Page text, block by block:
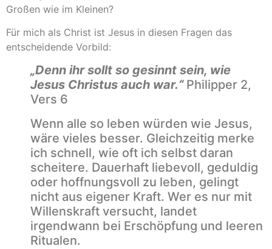
Großen wie im Kleinen?
Für mich als Christ ist Jesus in diesen Fragen das
entscheidende Vorbild:
„Denn ihr sollt so gesinnt sein, wie
Jesus Christus auch war.“Philipper 2,
Vers 6
Wenn alle so leben würden wie Jesus,
wäre vieles besser. Gleichzeitig merke
ich schnell, wie oft ich selbst daran
scheitere. Dauerhaft liebevoll, geduldig
oder hoffnungsvoll zu leben, gelingt
nicht aus eigener Kraft. Wer es nur mit
Willenskraft versucht, landet
irgendwann bei Erschöpfung und leeren
Ritualen.